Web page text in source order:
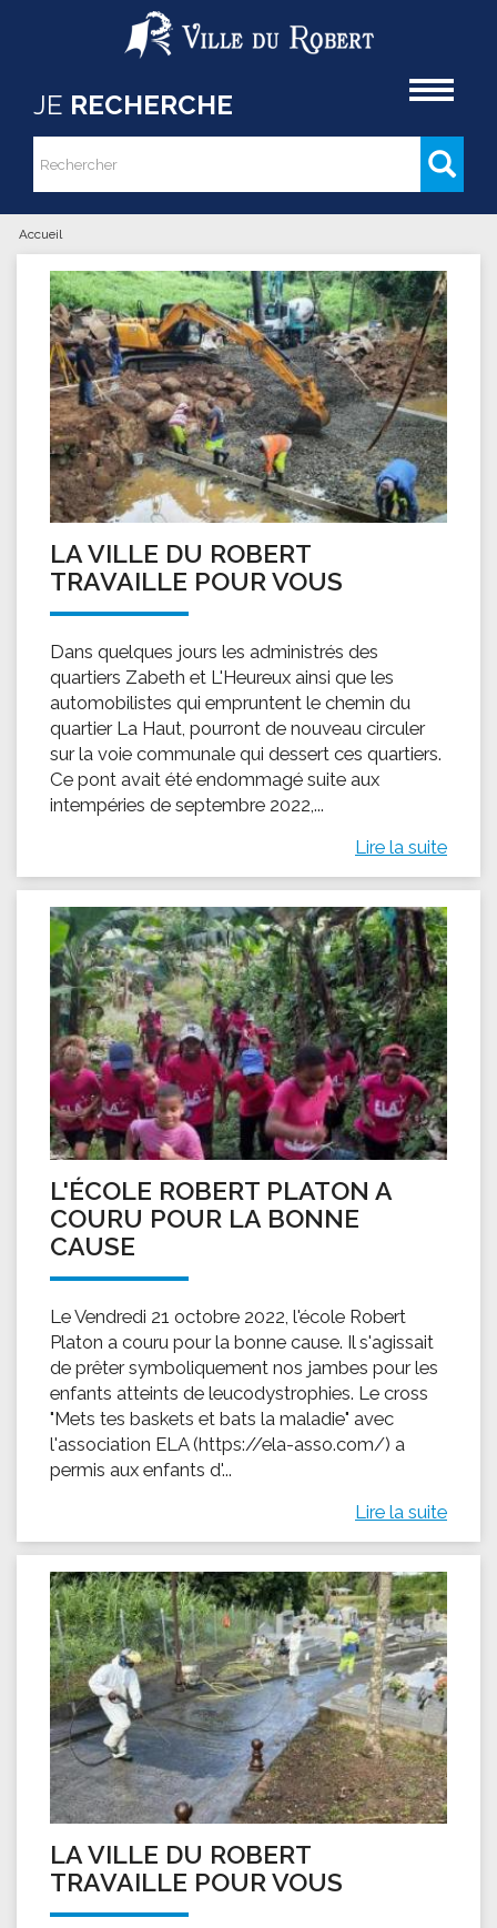
Aller au contenu principal
JE RECHERCHE
Formulaire de recherche
Rechercher
Vous êtes ici
Accueil
LA VILLE DU ROBERT
TRAVAILLE POUR VOUS
Dans quelques jours les administrés des
quartiers Zabeth et L'Heureux ainsi que les
automobilistes qui empruntent le chemin du
quartier La Haut, pourront de nouveau circuler
sur la voie communale qui dessert ces quartiers.
Ce pont avait été endommagé suite aux
intempéries de septembre 2022,...
Lire la suite
L'ÉCOLE ROBERT PLATON A
COURU POUR LA BONNE
CAUSE
Le Vendredi 21 octobre 2022, l'école Robert
Platon a couru pour la bonne cause. Il s'agissait
de prêter symboliquement nos jambes pour les
enfants atteints de leucodystrophies. Le cross
"Mets tes baskets et bats la maladie" avec
l'association ELA (https://ela-asso.com/) a
permis aux enfants d'...
Lire la suite
LA VILLE DU ROBERT
TRAVAILLE POUR VOUS